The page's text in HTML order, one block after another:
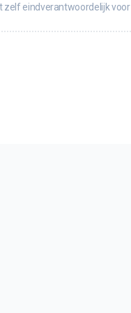
zelf eindverantwoordelijk voor